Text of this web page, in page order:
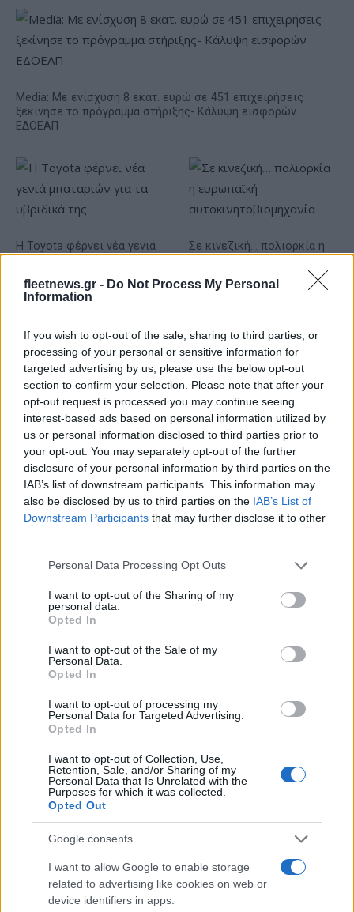
fleetnews.gr - Do Not Process My Personal
Information
If you wish to opt-out of the sale, sharing to third parties, or
processing of your personal or sensitive information for
targeted advertising by us, please use the below opt-out
section to confirm your selection. Please note that after your
opt-out request is processed you may continue seeing
interest-based ads based on personal information utilized by
us or personal information disclosed to third parties prior to
your opt-out. You may separately opt-out of the further
disclosure of your personal information by third parties on the
IAB’s list of downstream participants. This information may
also be disclosed by us to third parties on the IAB’s List of
Downstream Participants that may further disclose it to other
Please note that this website/app uses one or more Google
not limited to your visit or usage behaviour. You may click to
grant or deny consent to Google and its third-party tags to
use your data for below specified purposes in below Google
consent section.
Personal Data Processing Opt Outs
I want to opt-out of the Sharing of my
personal data.
Opted In
I want to opt-out of the Sale of my
Personal Data.
Opted In
I want to opt-out of processing my
Personal Data for Targeted Advertising.
Opted In
I want to opt-out of Collection, Use,
Retention, Sale, and/or Sharing of my
Personal Data that Is Unrelated with the
Purposes for which it was collected.
Opted Out
Google consents
I want to allow Google to enable storage
related to advertising like cookies on web or
device identifiers in apps.
Media: Με ενίσχυση 8 εκατ. ευρώ σε 451 επιχειρήσεις
ξεκίνησε το πρόγραμμα στήριξης- Κάλυψη εισφορών
ΕΔΟΕΑΠ
Η Toyota φέρνει νέα γενιά
Σε κινεζική… πολιορκία η
Νέο Audi A2 e-tron με στόχο την κορυφή της
αποδοτικότητας
ιστορία στη νίκη της Ιντιάνα
Μινεσότα Λινξ, 98-87 τις
Ελληνική Αναπτυξιακή Τράπεζα: Με «προίκα» 2 δισ. ευρώ
ανοίγει δρόμο για δάνεια έως 5 δισ. σε μικρομεσαίες
Β.Σ. Καρούλιας: Τζίρος 98,7
εκατ. ευρώ και αύξηση
κερδών 57% - Τα νέα
στοιχήματα σε low & non
alcohol
Χρηματοοικονομικός
σύμβουλος της ΔΕΗ για την
είσοδο στην πολωνική
αγορά ενέργειας